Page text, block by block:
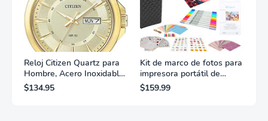
Reloj Citizen Quartz para
Hombre, Acero Inoxidable,
Clásico, Dorado
$134.95
Kit de marco de fotos para
impresora portátil de
fotografías y vídeos
Lifeprint 3x4,5 (blanca)
$159.99